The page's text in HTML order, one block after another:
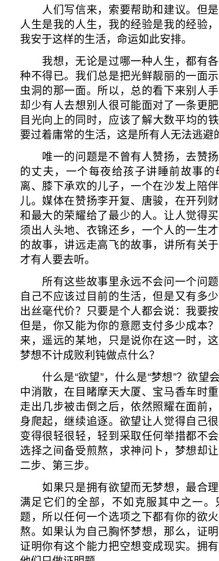
人们写信来，索要帮助和建议。但是
人生是我的人生，我的经验是我的经验
我安于这样的生活，命运如此安排。
我想，无论是过哪一种人生，都有各
种不得已。我们总是把光鲜靓丽的一面
虫洞的那一面。所以，总的看下来别人
却少有人去想别人很可能面对了一条更
目光向上的同时，应该了解大数平均
要过着庸常的生活，这是所有人无法逃避
唯一的问题是不曾有人赞扬，去赞扬
的丈夫，一个每夜给孩子讲睡前故事
离、膝下承欢的儿子，一个在沙发上陪
儿。媒体在赞扬李开复、唐骏，在开列
和最大的荣耀给了最少的人。让人觉得
须出人头地、衣锦还乡，一个人的一生
的故事，讲远走高飞的故事，讲所有关
才有人要去听。
所有这些故事里永远不会问一个问题
自己不应该过目前的生活，但是又有多
出丝毫代价？只要是个人都会说：我要
但是，你又能为你的意愿支付多少成本
来，遥远的某地，只是说你在这一时，
梦想不计成败利钝做点什么？
什么是“欲望”，什么是“梦想”？欲望
中消散，在目睹摩天大厦、宝马香车时
走出几步被击倒之后，依然照耀在面前
身爬起，继续追逐。欲望让人觉得自己
变得很轻很轻，轻到采取任何举措都不
选择之间备受煎熬，求神问卜，梦想却
二步、第三步。
如果只是拥有欲望而无梦想，最合理
满足它们的全部，不如克服其中之一
题，所以任何一个选项之下都有你的欲
熬。如果认为自己胸怀梦想，那么，证
证明你有这个能力把空想变成现实。拥